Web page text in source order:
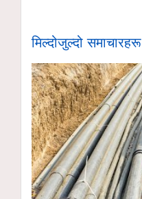
मिल्दोजुल्दो समाचारहरू